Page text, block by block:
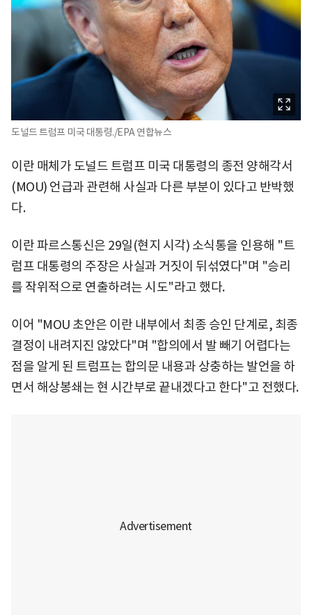
도널드 트럼프 미국 대통령./EPA 연합뉴스
이란 매체가 도널드 트럼프 미국 대통령의 종전 양해각서
(MOU) 언급과 관련해 사실과 다른 부분이 있다고 반박했
다.
이란 파르스통신은 29일(현지 시각) 소식통을 인용해 "트
럼프 대통령의 주장은 사실과 거짓이 뒤섞였다"며 "승리
를 작위적으로 연출하려는 시도"라고 했다.
이어 "MOU 초안은 이란 내부에서 최종 승인 단계로, 최종
결정이 내려지진 않았다"며 "합의에서 발 빼기 어렵다는
점을 알게 된 트럼프는 합의문 내용과 상충하는 발언을 하
면서 해상봉쇄는 현 시간부로 끝내겠다고 한다"고 전했다.